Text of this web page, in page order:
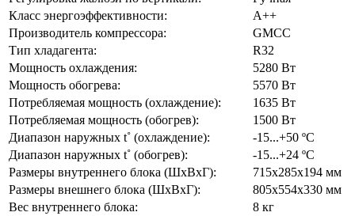
Класс энергоэффективности:
А++
Производитель компрессора:
GMCC
Тип хладагента:
R32
Мощность охлаждения:
5280 Вт
Мощность обогрева:
5570 Вт
Потребляемая мощность (охлаждение):
1635 Вт
Потребляемая мощность (обогрев):
1500 Вт
Диапазон наружных t˚ (охлаждение):
-15...+50 ºC
Диапазон наружных t˚ (обогрев):
-15...+24 ºC
Размеры внутреннего блока (ШхВхГ):
715x285x194 мм
Размеры внешнего блока (ШхВхГ):
805х554х330 мм
Вес внутреннего блока:
8 кг